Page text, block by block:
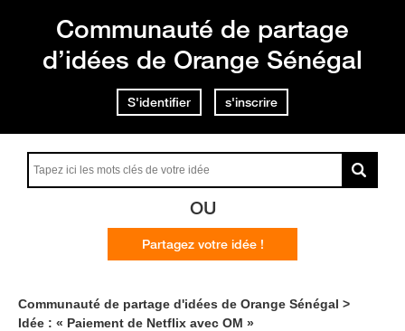
Communauté de partage
d’idées de Orange Sénégal
S'identifier s'inscrire
OU
Partagez votre idée !
Communauté de partage d'idées de Orange Sénégal
Idée : « Paiement de Netflix avec OM »